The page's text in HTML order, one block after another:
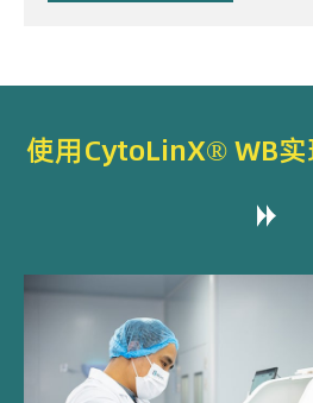
使用CytoLinX® WB